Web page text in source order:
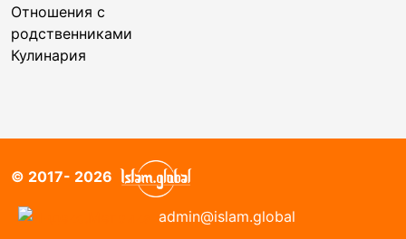
Отношения с
родственниками
Кулинария
© 2017- 2026
admin@islam.global